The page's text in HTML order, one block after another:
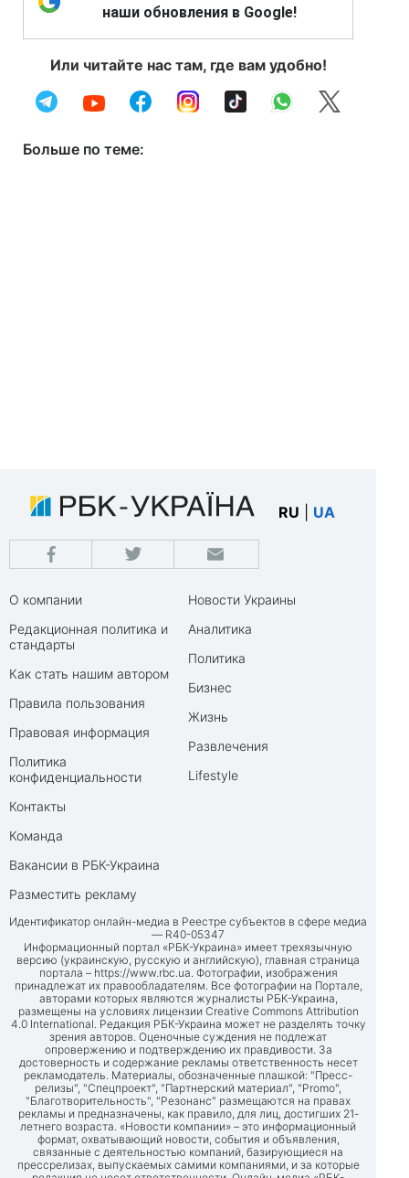
наши обновления в Google!
Или читайте нас там, где вам удобно!
Больше по теме:
RU UA
О компании
Редакционная политика и
стандарты
Как стать нашим автором
Правила пользования
Правовая информация
Политика
конфиденциальности
Контакты
Команда
Вакансии в РБК-Украина
Разместить рекламу
Новости Украины
Аналитика
Политика
Бизнес
Жизнь
Развлечения
Lifestyle
Идентификатор онлайн-медиа в Реестре субъектов в сфере медиа
— R40-05347
Информационный портал «РБК-Украина» имеет трехязычную
версию (украинскую, русскую и английскую), главная страница
портала – https://www.rbc.ua. Фотографии, изображения
принадлежат их правообладателям. Все фотографии на Портале,
авторами которых являются журналисты РБК-Украина,
размещены на условиях лицензии Creative Commons Attribution
4.0 International. Редакция РБК-Украина может не разделять точку
зрения авторов. Оценочные суждения не подлежат
опровержению и подтверждению их правдивости. За
достоверность и содержание рекламы ответственность несет
рекламодатель. Материалы, обозначенные плашкой: "Пресс-
релизы", "Спецпроект", "Партнерский материал", "Promo",
"Благотворительность", "Резонанс" размещаются на правах
рекламы и предназначены, как правило, для лиц, достигших 21-
летнего возраста. «Новости компании» – это информационный
формат, охватывающий новости, события и объявления,
связанные с деятельностью компаний, базирующиеся на
прессрелизах, выпускаемых самими компаниями, и за которые